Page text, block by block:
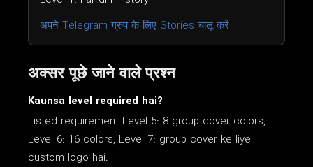
अपने Telegram ग्रुप के लिए Stories चालू करें
अक्सर पूछे जाने वाले प्रश्न
Kaunsa level required hai?
Listed requirement Level 5: 8 group cover colors,
Level 6: 16 colors, Level 7: group cover ke liye
custom logo hai.